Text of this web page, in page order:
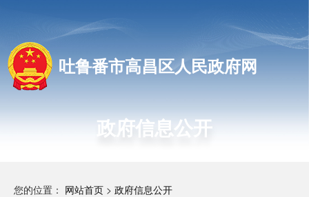
吐鲁番市高昌区人民政府网
政府信息公开
您的位置： 网站首页 > 政府信息公开